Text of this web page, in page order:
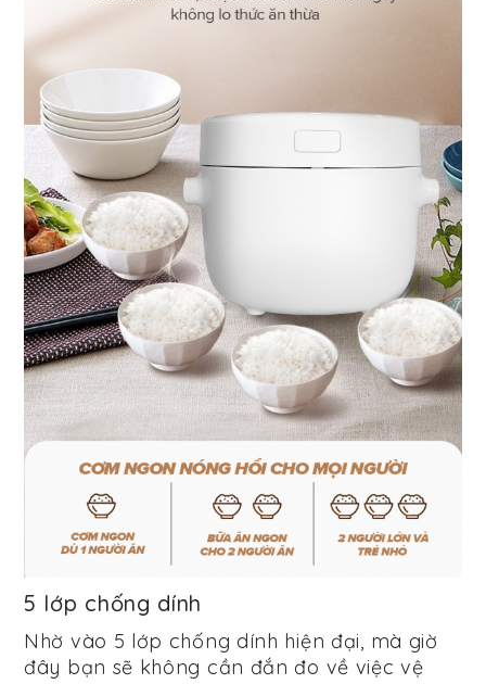
5 lớp chống dính
Nhờ vào 5 lớp chống dính hiện đại, mà giờ
đây bạn sẽ không cần đắn đo về việc vệ